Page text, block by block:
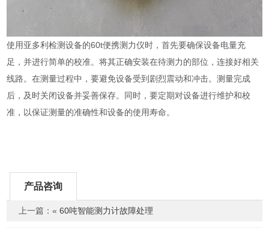
使用亚多利检测设备的60t便携测力仪时，首先要确保设备电量充
足，并进行简单的校准。将其正确安装在待测力的部位，连接好相关
线路。在测量过程中，要避免设备受到剧烈震动和冲击。测量完成
后，及时关闭设备并妥善保存。同时，要定期对设备进行维护和校
准，以保证测量的准确性和设备的使用寿命。
产品咨询
上一篇：«60吨智能测力计故障处理